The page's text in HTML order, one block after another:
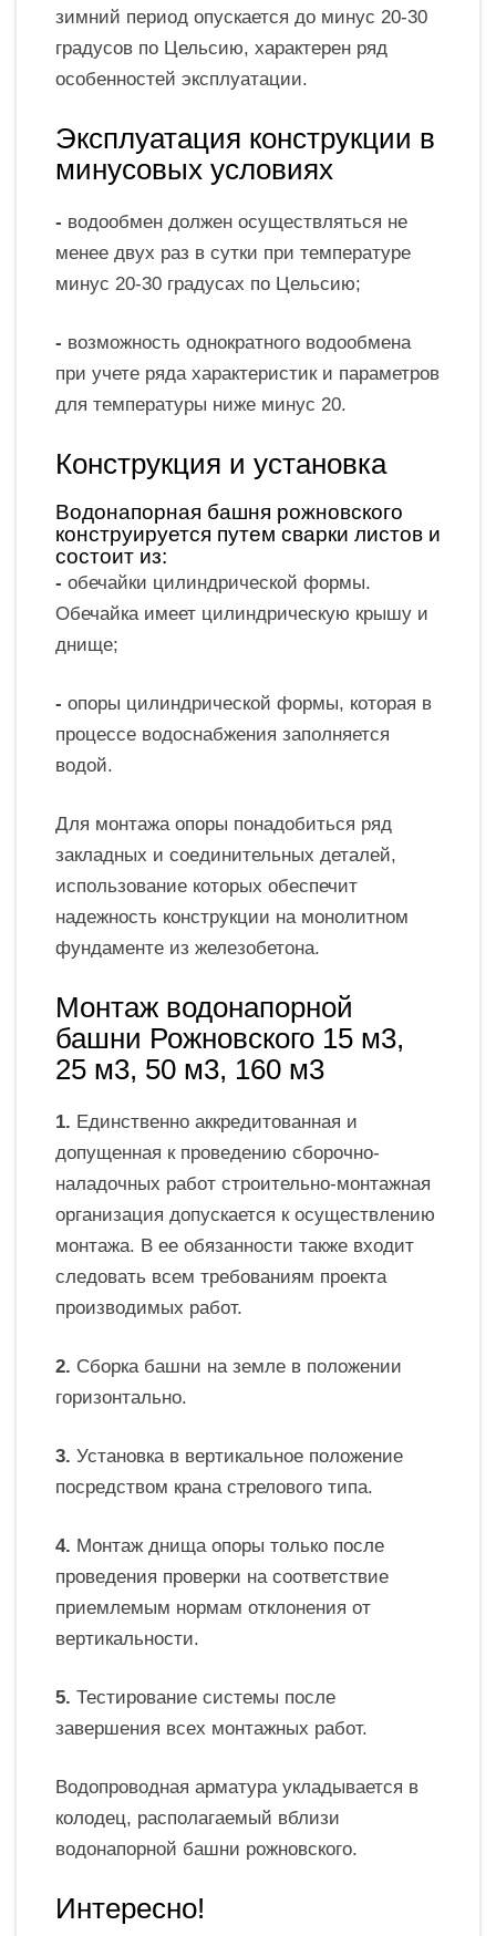
зимний период опускается до минус 20-30
градусов по Цельсию, характерен ряд
особенностей эксплуатации.
Эксплуатация конструкции в
минусовых условиях
- водообмен должен осуществляться не
менее двух раз в сутки при температуре
минус 20-30 градусах по Цельсию;
- возможность однократного водообмена
при учете ряда характеристик и параметров
для температуры ниже минус 20.
Конструкция и установка
Водонапорная башня рожновского
конструируется путем сварки листов и
состоит из:
- обечайки цилиндрической формы.
Обечайка имеет цилиндрическую крышу и
днище;
- опоры цилиндрической формы, которая в
процессе водоснабжения заполняется
водой.
Для монтажа опоры понадобиться ряд
закладных и соединительных деталей,
использование которых обеспечит
надежность конструкции на монолитном
фундаменте из железобетона.
Монтаж водонапорной
башни Рожновского 15 м3,
25 м3, 50 м3, 160 м3
1. Единственно аккредитованная и
допущенная к проведению сборочно-
наладочных работ строительно-монтажная
организация допускается к осуществлению
монтажа. В ее обязанности также входит
следовать всем требованиям проекта
производимых работ.
2. Сборка башни на земле в положении
горизонтально.
3. Установка в вертикальное положение
посредством крана стрелового типа.
4. Монтаж днища опоры только после
проведения проверки на соответствие
приемлемым нормам отклонения от
вертикальности.
5. Тестирование системы после
завершения всех монтажных работ.
Водопроводная арматура укладывается в
колодец, располагаемый вблизи
водонапорной башни рожновского.
Интересно!